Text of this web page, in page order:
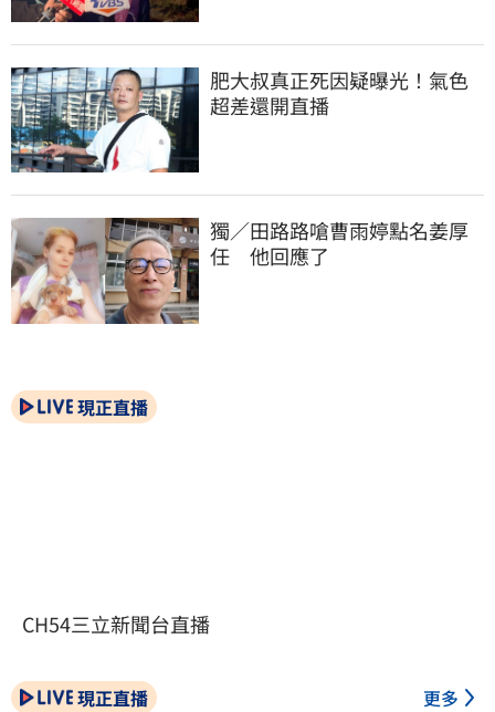
肥大叔真正死因疑曝光！氣色
超差還開直播
獨／田路路嗆曹雨婷點名姜厚
任　他回應了
現正直播
CH54三立新聞台直播
現正直播 更多